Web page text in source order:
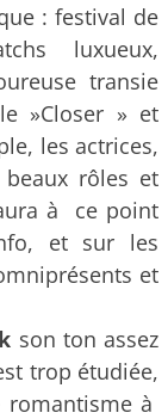
: festival de
luxueux,
transie
»Closer » et
les actrices,
rôles et
à ce point
et sur les
et
son ton assez
trop étudiée,
romantisme à